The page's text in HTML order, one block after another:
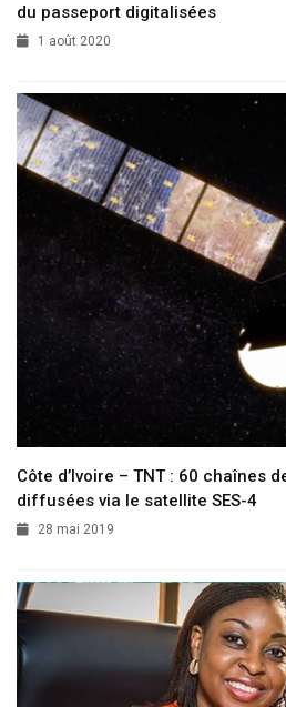
du passeport digitalisées
1 août 2020
Côte d’Ivoire – TNT : 60 chaînes
diffusées via le satellite SES-4
28 mai 2019